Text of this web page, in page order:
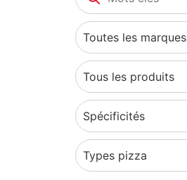
Toutes les marques
Tous les produits
Spécificités
Types pizza